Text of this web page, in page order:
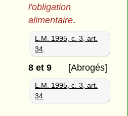
l'obligation
alimentaire.
L.M. 1995, c. 3, art.
34
8 et 9 [Abrogés]
L.M. 1995, c. 3, art.
34.